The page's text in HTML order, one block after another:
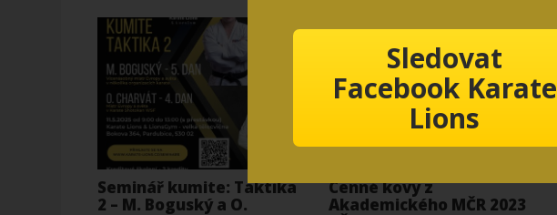
Seminář kumite: Taktika
2 – M. Boguský a O.
Cenné kovy z
Akademického MČR 2023
Sledovat
Facebook Karate
Lions